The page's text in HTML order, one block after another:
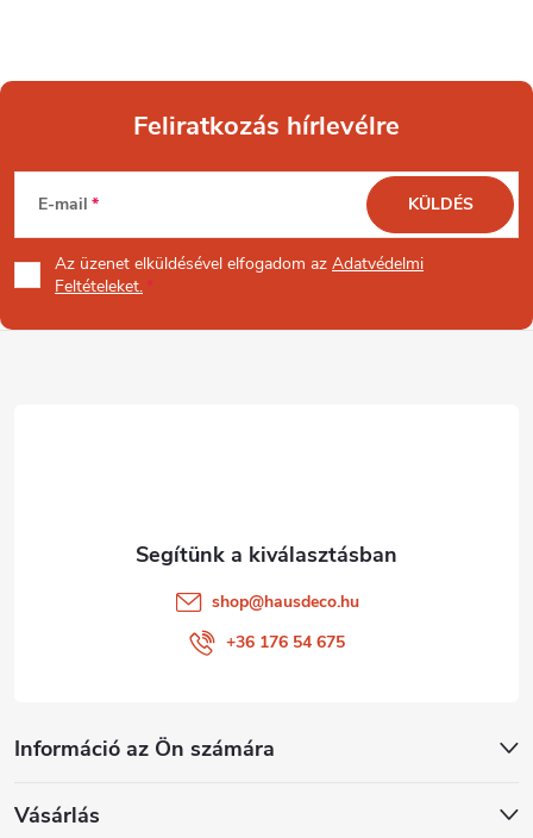
L
á
b
Feliratkozás hírlevélre
E-mail
Az üzenet elküldésével elfogadom az Adatvédelmi
Feltételeket.
KÜLDÉS
Információ az Ön számára
Vásárlás
shop@hausdeco.hu
+36 176 54 675